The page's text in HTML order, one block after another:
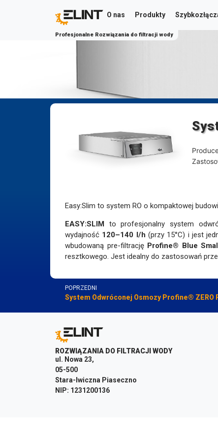
O nas Produkty
Profesjonalne Rozwiązania do filtracji wody
Easy:Slim to system RO o kompaktowej
EASY:SLIM to profesjonalny system
wydajność 120–140 l/h (przy 15°C) i jest
wbudowaną pre-filtrację Profine® Blue
resztkowego. Jest idealny do zastosowań
POPRZEDNI
System Odwróconej Osmozy Profine® ZERO
ROZWIĄZANIA DO FILTRACJI WODY
ul. Nowa 23,
05-500
Stara-Iwiczna Piaseczno
NIP: 1231200136